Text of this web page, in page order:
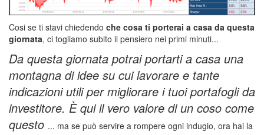
Cosi se ti stavi chiedendo che cosa ti porterai a casa da questa
giornata, ci togliamo subito il pensiero nei primi minuti...
Da questa giornata potrai portarti a casa una
montagna di idee su cui lavorare e tante
indicazioni utili per migliorare i tuoi portafogli da
investitore. È qui il vero valore di un coso come
questo ... ma se può servire a rompere ogni indugio, ora hai la